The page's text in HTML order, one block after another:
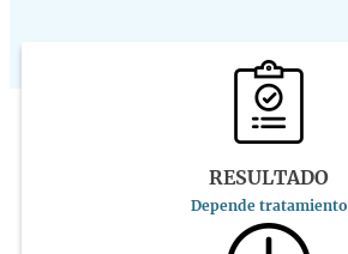
RESULTADO
Depende tratamiento